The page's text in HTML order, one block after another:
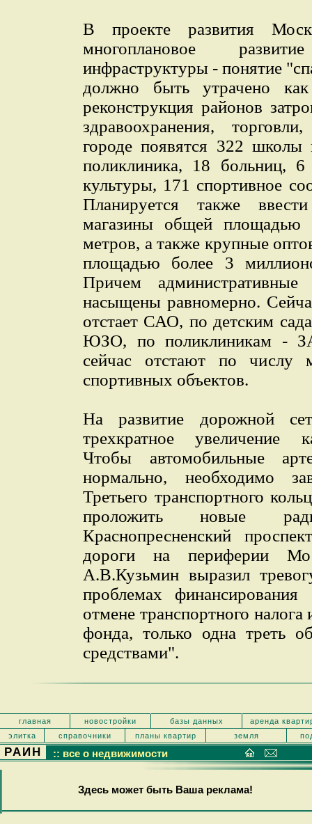
В проекте развития
многоплановое
инфраструктуры - понятие
должно быть утрачено как
реконструкция районов
здравоохранения,
городе появятся 322
поликлиника, 18 больниц,
культуры, 171 спортивное
Планируется также
магазины общей площадью
метров, а также крупные
площадью более 3
Причем
насыщены равномерно.
отстает САО, по детским
ЮЗО, по поликлиникам -
сейчас отстают по числу
спортивных объектов.
На развитие дорожной
трехкратное увеличение
Чтобы автомобильные
нормально, необходимо
Третьего транспортного
проложить новые
Краснопресненский
дороги на периферии
А.В.Кузьмин выразил
проблемах
отмене транспортного
фонда, только одна треть
средствами".
главная новостройки базы данных
аренда
элитка
справочники планы квартир земля
РАИН :: все о недвижимости
Здесь может быть Ваша реклама!